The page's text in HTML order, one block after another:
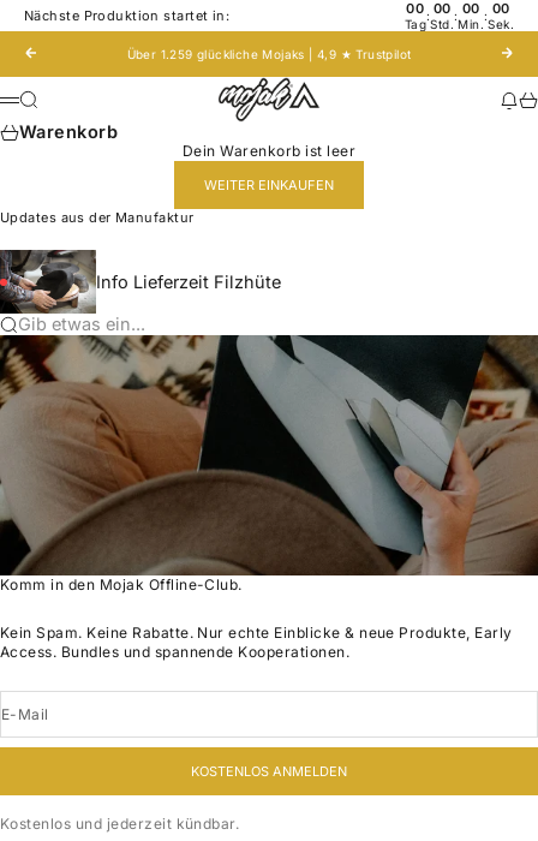
Zum Inhalt springen
Nächste Produktion startet in: 00
Tag
: 00
Std.
: 00
Min.
: 00
Sek.
Zurück Über 1.259 glückliche Mojaks | 4,9 ★Trustpilot
Vor
Mojak - Hats to roam!
Menü
Suche
Warenkorb
Dein Warenkorb ist leer
WEITER EINKAUFEN
Updates aus der Manufaktur
Info Lieferzeit Filzhüte
Gib etwas ein...
Komm in den Mojak Offline-Club.
Kein Spam. Keine Rabatte. Nur echte Einblicke & neue Produkte, Early
Access. Bundles und spannende Kooperationen.
E-Mail
KOSTENLOS ANMELDEN
Kostenlos und jederzeit kündbar.